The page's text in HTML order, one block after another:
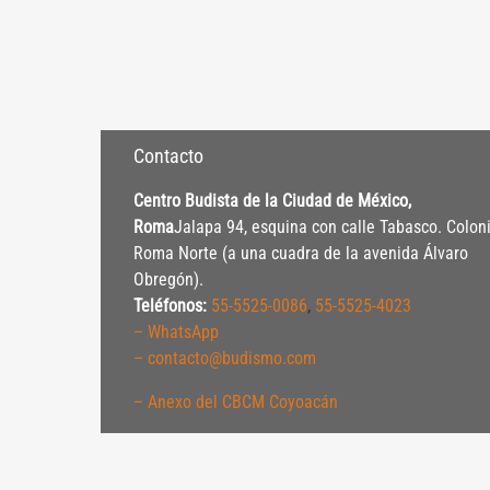
Contacto
Centro Budista de la Ciudad de México,
RomaJalapa 94, esquina con calle Tabasco.
Roma Norte (a una cuadra de la avenida Álvaro
Obregón).
Teléfonos: 55-5525-0086, 55-5525-4023
– WhatsApp
– contacto@budismo.com
– Anexo del CBCM Coyoacán